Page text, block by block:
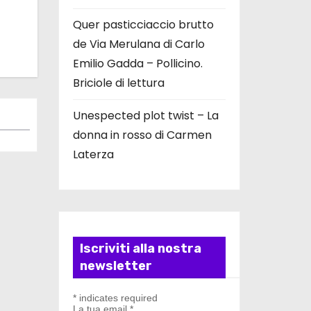
Quer pasticciaccio brutto
de Via Merulana di Carlo
Emilio Gadda – Pollicino.
Briciole di lettura
Unespected plot twist – La
donna in rosso di Carmen
Laterza
Iscriviti alla nostra
newsletter
*indicates required